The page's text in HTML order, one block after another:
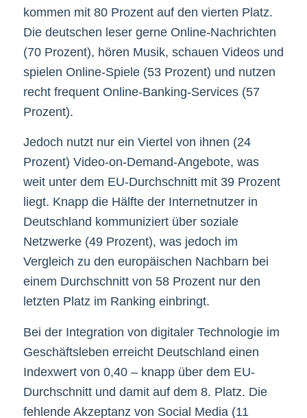
kommen mit 80 Prozent auf den vierten Platz.
Die deutschen leser gerne Online-Nachrichten
(70 Prozent), hören Musik, schauen Videos und
spielen Online-Spiele (53 Prozent) und nutzen
recht frequent Online-Banking-Services (57
Prozent).
Jedoch nutzt nur ein Viertel von ihnen (24
Prozent) Video-on-Demand-Angebote, was
weit unter dem EU-Durchschnitt mit 39 Prozent
liegt. Knapp die Hälfte der Internetnutzer in
Deutschland kommuniziert über soziale
Netzwerke (49 Prozent), was jedoch im
Vergleich zu den europäischen Nachbarn bei
einem Durchschnitt von 58 Prozent nur den
letzten Platz im Ranking einbringt.
Bei der Integration von digitaler Technologie im
Geschäftsleben erreicht Deutschland einen
Indexwert von 0,40 – knapp über dem EU-
Durchschnitt und damit auf dem 8. Platz. Die
fehlende Akzeptanz von Social Media (11